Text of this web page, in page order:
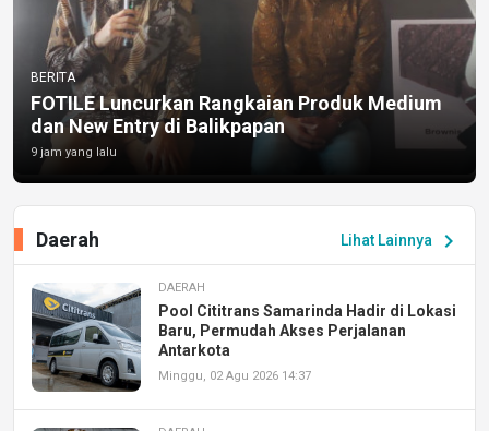
BERITA
FOTILE Luncurkan Rangkaian Produk Medium
dan New Entry di Balikpapan
9 jam yang lalu
Lihat Lainnya chevron_right
Daerah
DAERAH
Pool Cititrans Samarinda Hadir di Lokasi
Baru, Permudah Akses Perjalanan
Antarkota
Minggu, 02 Agu 2026 14:37